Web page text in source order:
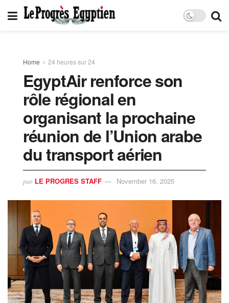
Home 24 heures sur 24
EgyptAir renforce son
rôle régional en
organisant la prochaine
réunion de l’Union arabe
du transport aérien
par LE PROGRES STAFF November 16, 2025